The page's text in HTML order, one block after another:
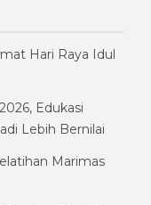
Hari Raya Idul
Edukasi
Lebih Bernilai
Marimas